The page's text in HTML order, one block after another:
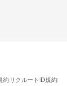
約 リクルートID規約